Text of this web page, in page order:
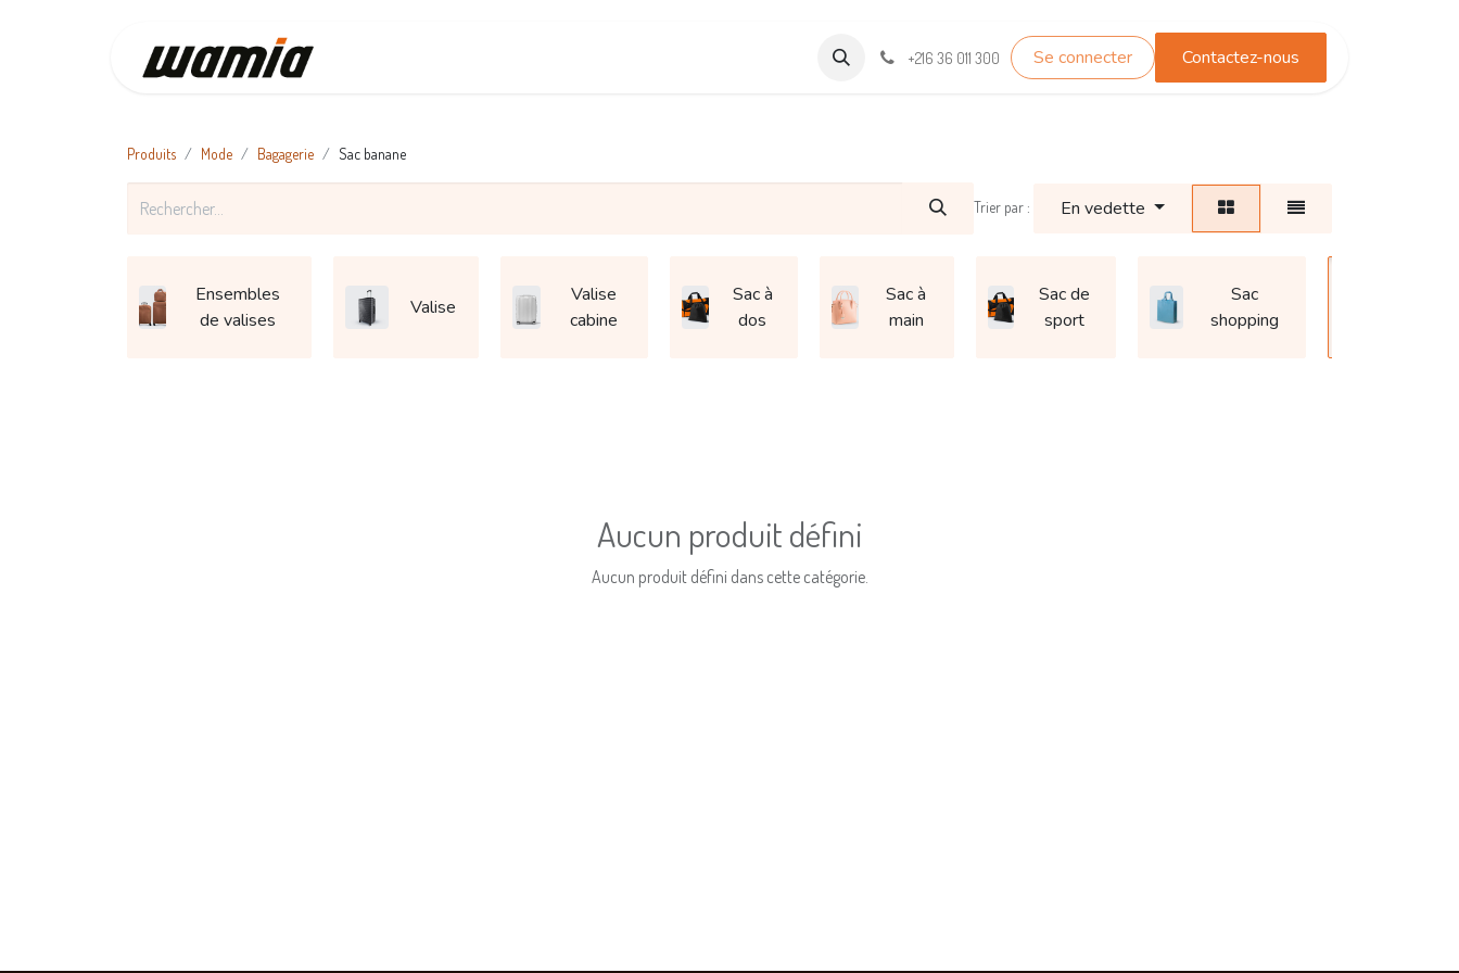
Wamia Marketpalce TEST_WHATSAPP Contactez-nous
+216 36 011 300 Se connecter Contactez-nous
Produits Mode Bagagerie Sac banane
Trier par : En vedette
Ensembles
de valises
Valise
Valise
cabine
Sac à
dos
Sac à
main
Sac de
sport
Sac
shopping
Aucun produit défini
Aucun produit défini dans cette catégorie.